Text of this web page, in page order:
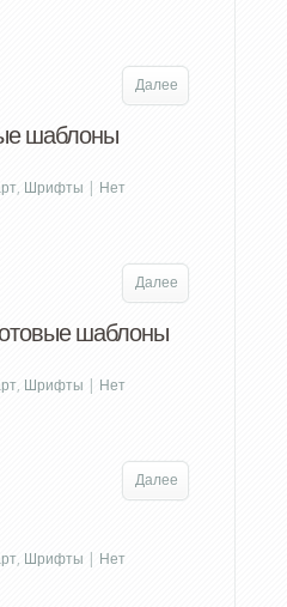
Далее
шаблоны
, Шрифты
Нет
Далее
шаблоны
, Шрифты
Нет
Далее
, Шрифты
Нет